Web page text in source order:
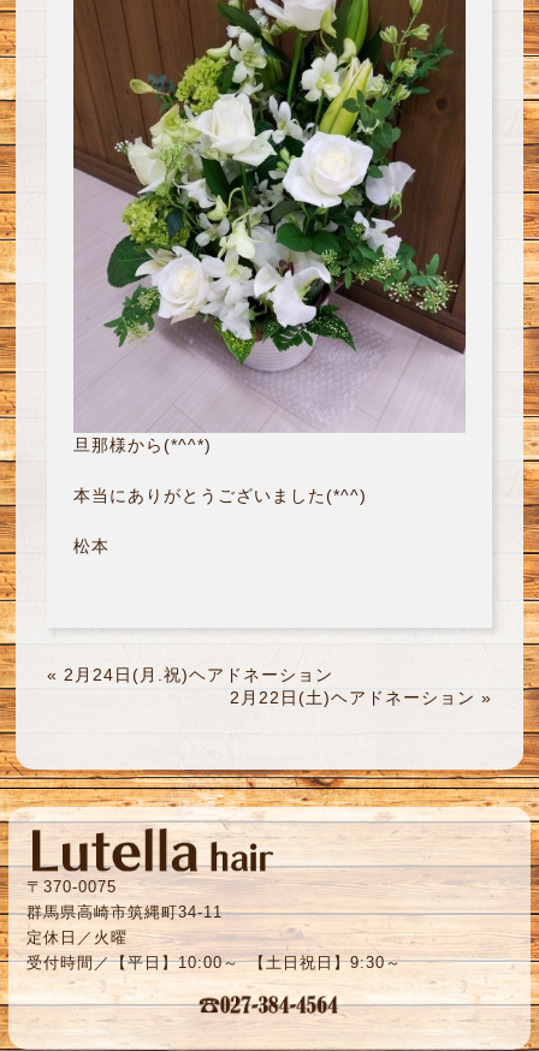
旦那様から(*^^*)
本当にありがとうございました(*^^)
松本
« 2月24日(月.祝)ヘアドネーション
2月22日(土)ヘアドネーション »
〒370-0075
群馬県高崎市筑縄町34-11
定休日／火曜
受付時間／【平日】10:00～ 【土日祝日】9:30～